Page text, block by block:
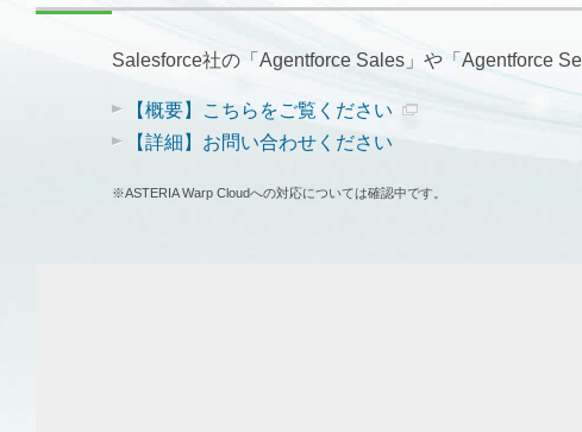
Salesforce社の「Agentforce Sales」や「Agentforce
【概要】こちらをご覧ください
【詳細】お問い合わせください
※ASTERIA Warp Cloudへの対応については確認中です。